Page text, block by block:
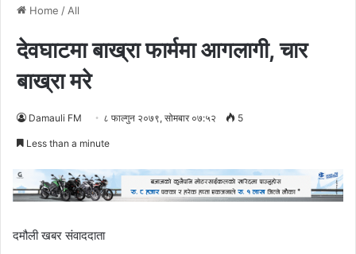
Home / All
देवघाटमा बाख्रा फार्ममा आगलागी, चार
बाख्रा मरे
Damauli FM ८ फाल्गुन २०७९, सोमबार ०७:५२ 5
Less than a minute
दमौली खबर संवाददाता